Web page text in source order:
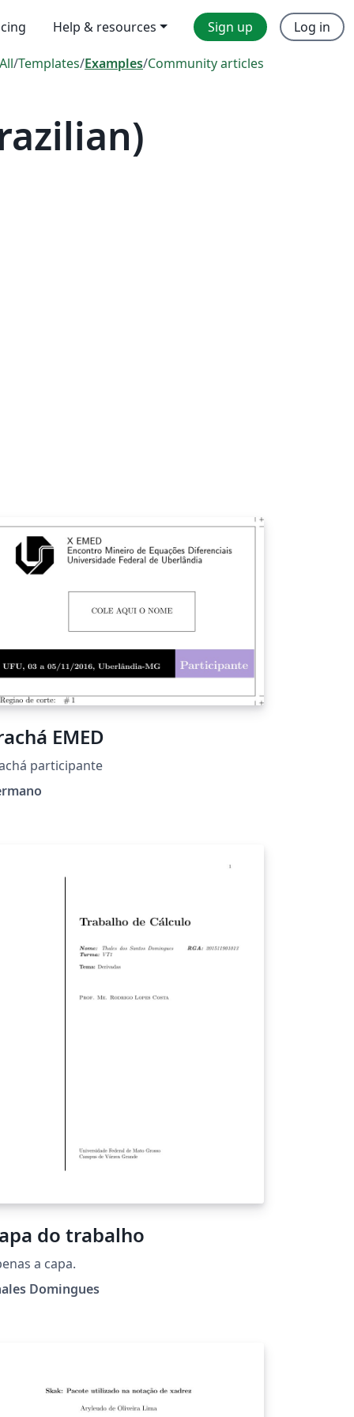
Help & resources Sign up Log in
All/Templates/Examples/Community articles
EMED
participante
do trabalho
a capa.
Domingues